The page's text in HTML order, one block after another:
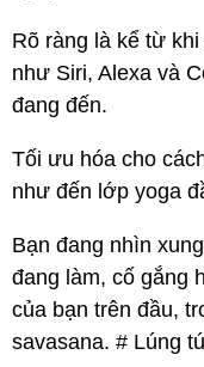
Rõ ràng là kể từ
như Siri, Alexa và
đang đến.
Tối ưu hóa cho
như đến lớp yoga
Bạn đang nhìn
đang làm, cố gắng
của bạn trên đầu,
savasana. # Lúng